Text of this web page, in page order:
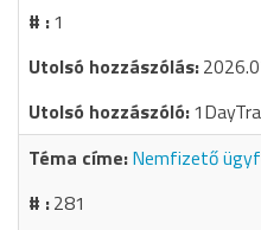
1
Nemfizető
281